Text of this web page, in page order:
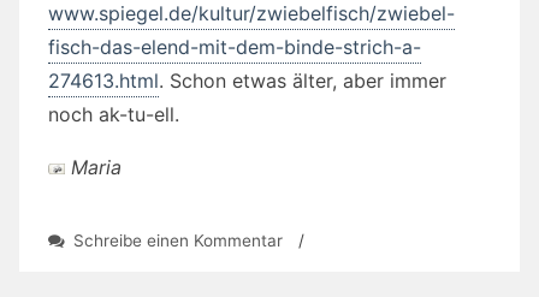
www.spiegel.de/kultur/zwiebelfisch/zwiebel-
fisch-das-elend-mit-dem-binde-strich-a-
274613.html. Schon etwas älter, aber immer
noch ak-tu-ell.
Maria
Schreibe einen Kommentarzu /